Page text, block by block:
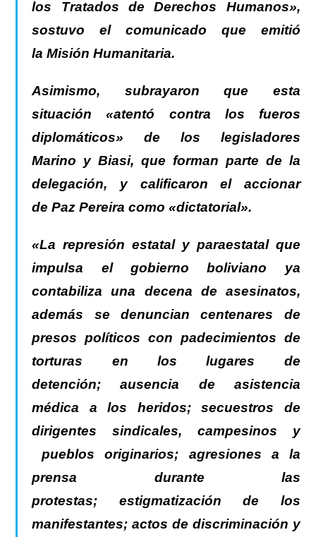
los Tratados de Derechos Humanos»,
sostuvo el comunicado que emitió
la Misión Humanitaria.
Asimismo, subrayaron que esta
situación «atentó contra los fueros
diplomáticos» de los legisladores
Marino y Biasi, que forman parte de la
delegación, y calificaron el accionar
de Paz Pereira como «dictatorial».
«La represión estatal y paraestatal que
impulsa el gobierno boliviano ya
contabiliza una decena de asesinatos,
además se denuncian centenares de
presos políticos con padecimientos de
torturas en los lugares de
detención; ausencia de asistencia
médica a los heridos; secuestros de
dirigentes sindicales, campesinos y
pueblos originarios; agresiones a la
prensa durante las
protestas; estigmatización de los
manifestantes; actos de discriminación y